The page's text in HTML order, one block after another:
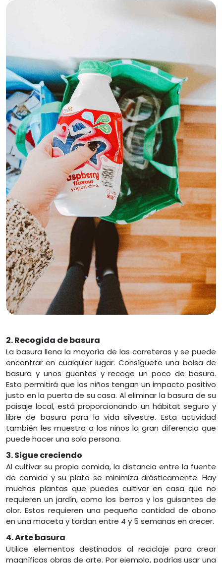
2. Recogida de basura
La basura llena la mayoría de las carreteras y se puede
encontrar en cualquier lugar. Consíguete una bolsa de
basura y unos guantes y recoge un poco de basura.
Esto permitirá que los niños tengan un impacto positivo
justo en la puerta de su casa. Al eliminar la basura de su
paisaje local, está proporcionando un hábitat seguro y
libre de basura para la vida silvestre. Esta actividad
también les muestra a los niños la gran diferencia que
puede hacer una sola persona.
3. Sigue creciendo
Al cultivar su propia comida, la distancia entre la fuente
de comida y su plato se minimiza drásticamente. Hay
muchas plantas que puedes cultivar en casa que no
requieren un jardín, como los berros y los guisantes de
olor. Estos requieren una pequeña cantidad de abono
en una maceta y tardan entre 4 y 5 semanas en crecer.
4. Arte basura
Utilice elementos destinados al reciclaje para crear
magníficas obras de arte. Por ejemplo, podrías usar una